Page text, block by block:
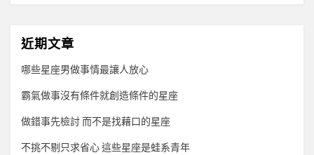
近期文章
哪些星座男做事情最讓人放心
霸氣做事沒有條件就創造條件的星座
做錯事先檢討 而不是找藉口的星座
不挑不剔只求省心 這些星座是蛙系青年